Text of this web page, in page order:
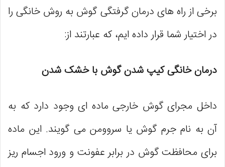
برخی از راه های درمان گرفتگی گوش به روش خانگی را
در اختیار شما قرار داده ایم، که عبارتند از:
درمان خانگی کیپ شدن گوش با خشک شدن
داخل مجرای گوش خارجی ماده ‌ای وجود دارد که به
آن به نام جرم گوش یا سروومن می گویند. این ماده
برای محافظت گوش در برابر عفونت و ورود اجسام ریز